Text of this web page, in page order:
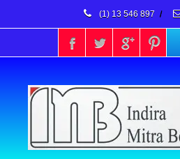
(1) 13 546 897 /